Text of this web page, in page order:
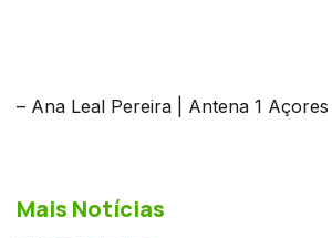
– Ana Leal Pereira | Antena 1 Açores
Mais Notícias